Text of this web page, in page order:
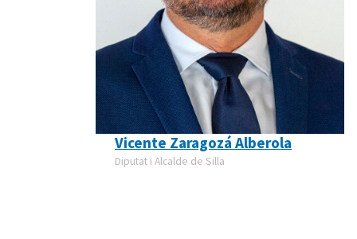
Vicente Zaragozá Alberola
Diputat i Alcalde de Silla